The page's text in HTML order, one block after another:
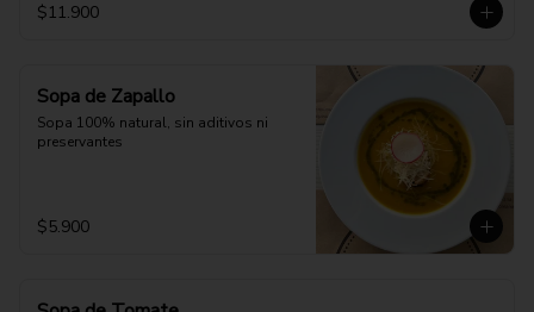
$11.900
Sopa de Zapallo
Sopa 100% natural, sin aditivos ni
preservantes
$5.900